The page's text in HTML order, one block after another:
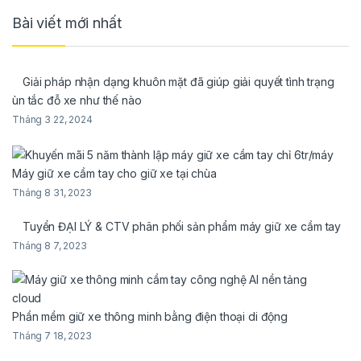
Bài viết mới nhất
Giải pháp nhận dạng khuôn mặt đã giúp giải quyết tình trạng
ùn tắc đỗ xe như thế nào
Tháng 3 22, 2024
Máy giữ xe cầm tay cho giữ xe tại chùa
Tháng 8 31, 2023
Tuyển ĐẠI LÝ & CTV phân phối sản phẩm máy giữ xe cầm tay
Tháng 8 7, 2023
Phần mềm giữ xe thông minh bằng điện thoại di động
Tháng 7 18, 2023